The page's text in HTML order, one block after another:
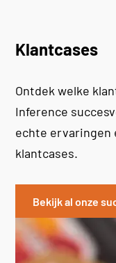
Klantcases
Ontdek welke
Inference
echte ervaringen
klantcases.
Bekijk al onze